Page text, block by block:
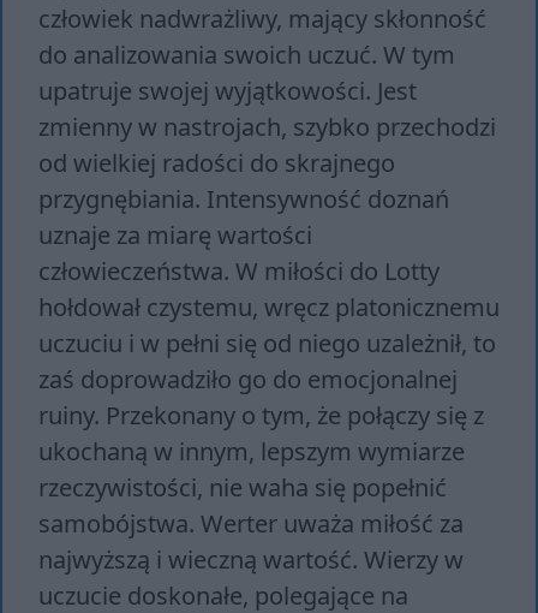
człowiek nadwrażliwy, mający skłonność
do analizowania swoich uczuć. W tym
upatruje swojej wyjątkowości. Jest
zmienny w nastrojach, szybko przechodzi
od wielkiej radości do skrajnego
przygnębiania. Intensywność doznań
uznaje za miarę wartości
człowieczeństwa. W miłości do Lotty
hołdował czystemu, wręcz platonicznemu
uczuciu i w pełni się od niego uzależnił, to
zaś doprowadziło go do emocjonalnej
ruiny. Przekonany o tym, że połączy się z
ukochaną w innym, lepszym wymiarze
rzeczywistości, nie waha się popełnić
samobójstwa. Werter uważa miłość za
najwyższą i wieczną wartość. Wierzy w
uczucie doskonałe, polegające na